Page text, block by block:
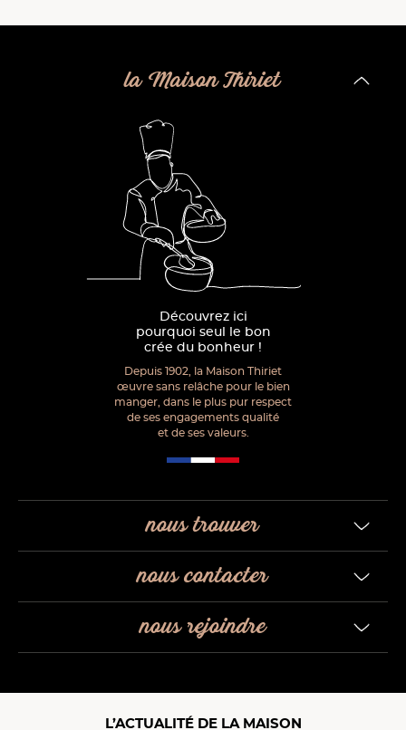
la Maison Thiriet
Découvrez ici
pourquoi seul le bon
crée du bonheur !
Depuis 1902, la Maison Thiriet
œuvre sans relâche pour le bien
manger, dans le plus pur respect
de ses engagements qualité
et de ses valeurs.
nous trouver
nous contacter
nous rejoindre
L’ACTUALITÉ DE LA MAISON